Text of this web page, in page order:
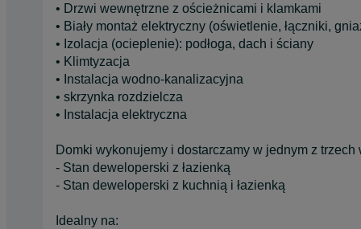
• Drzwi wewnętrzne z ościeżnicami i klamkami
• Biały montaż elektryczny (oświetlenie, łączniki,
• Izolacja (ocieplenie): podłoga, dach i ściany
• Klimtyzacja
• Instalacja wodno-kanalizacyjna
• skrzynka rozdzielcza
• Instalacja elektryczna
Domki wykonujemy i dostarczamy w jednym z trzech
- Stan deweloperski z łazienką
- Stan deweloperski z kuchnią i łazienką
Idealny na: